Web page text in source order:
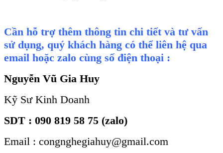
Cần hỗ trợ thêm thông tin chi tiết và tư vấn
sử dụng, quý khách hàng có thể liên hệ qua
email hoặc zalo cùng số điện thoại :
Nguyễn Vũ Gia Huy
Kỹ Sư Kinh Doanh
SDT : 090 819 58 75 (zalo)
Email : congnghegiahuy@gmail.com